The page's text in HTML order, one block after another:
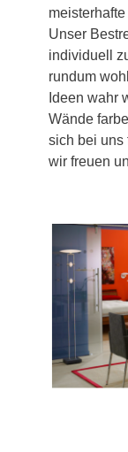
Unser
individuell
rundum
Ideen wahr
Wände
sich bei uns
wir freuen